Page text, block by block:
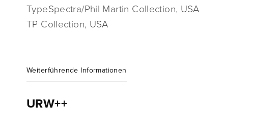
TypeSpectra/Phil Martin Collection, USA
TP Collection, USA
Weiterführende Informationen
URW++